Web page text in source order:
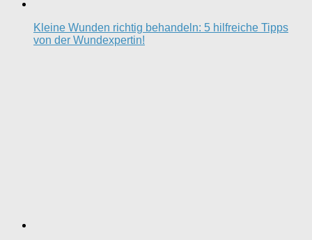
Kleine Wunden richtig behandeln: 5 hilfreiche Tipps
von der Wundexpertin!